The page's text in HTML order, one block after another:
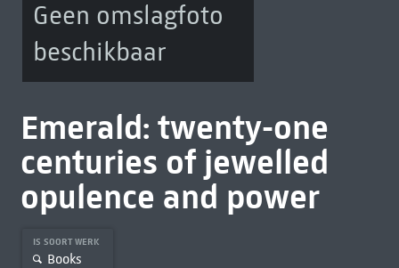
Geen omslagfoto
beschikbaar
Emerald: twenty-one
centuries of jewelled
opulence and power
IS SOORT WERK
Books